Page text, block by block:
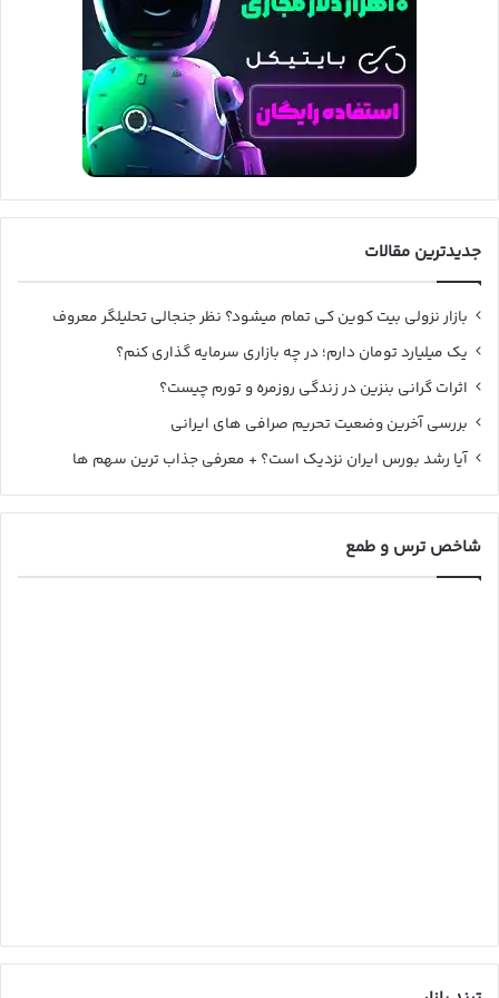
جدیدترین مقالات
بازار نزولی بیت کوین کی تمام میشود؟ نظر جنجالی تحلیلگر معروف
یک میلیارد تومان دارم؛ در چه بازاری سرمایه گذاری کنم؟
اثرات گرانی بنزین در زندگی روزمره و تورم چیست؟
بررسی آخرین وضعیت تحریم صرافی های ایرانی
آیا رشد بورس ایران نزدیک است؟ + معرفی جذاب ترین سهم ها
شاخص ترس و طمع